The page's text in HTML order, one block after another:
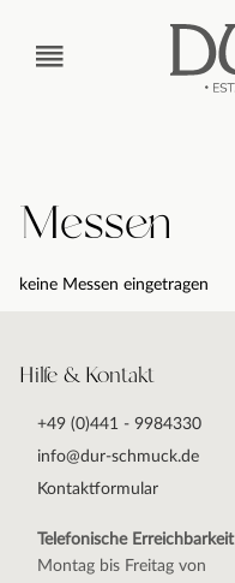
TEXT_BTN_MENU
Messen
keine Messen eingetragen
Hilfe & Kontakt
+49 (0)441 - 9984330
info@dur-schmuck.de
Kontaktformular
Telefonische Erreichbarkeit
Montag bis Freitag von